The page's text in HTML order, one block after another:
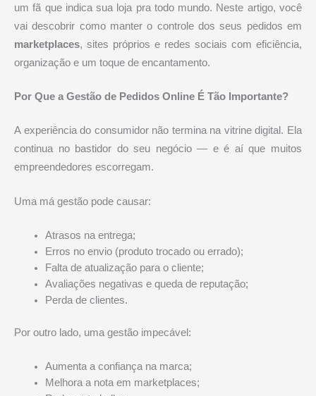
um fã que indica sua loja pra todo mundo. Neste artigo, você
vai descobrir como manter o controle dos seus pedidos em
marketplaces, sites próprios e redes sociais com eficiência,
organização e um toque de encantamento.
Por Que a Gestão de Pedidos Online É Tão Importante?
A experiência do consumidor não termina na vitrine digital. Ela
continua no bastidor do seu negócio — e é aí que muitos
empreendedores escorregam.
Uma má gestão pode causar:
Atrasos na entrega;
Erros no envio (produto trocado ou errado);
Falta de atualização para o cliente;
Avaliações negativas e queda de reputação;
Perda de clientes.
Por outro lado, uma gestão impecável:
Aumenta a confiança na marca;
Melhora a nota em marketplaces;